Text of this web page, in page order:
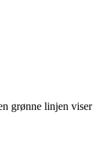
grønne linjen viser